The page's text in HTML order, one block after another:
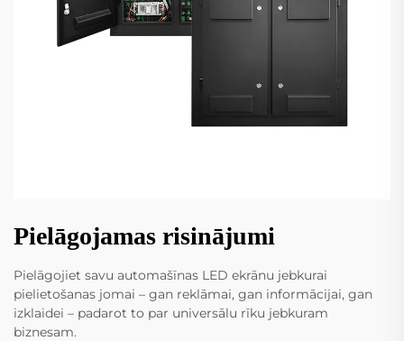
Pielāgojamas risinājumi
Pielāgojiet savu automašīnas LED ekrānu jebkurai
pielietošanas jomai – gan reklāmai, gan informācijai, gan
izklaidei – padarot to par universālu rīku jebkuram
biznesam.